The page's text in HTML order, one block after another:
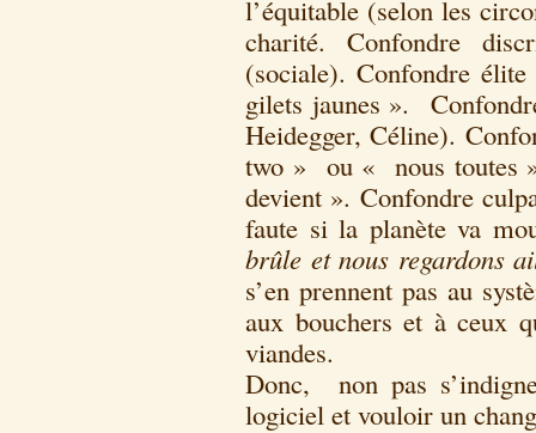
l’équitable (selon les
charité. Confondre
(sociale). Confondre
gilets jaunes ».
Heidegger, Céline).
two » ou « nous toutes
devient ». Confondre
faute si la planète va
brûle et nous regardons
s’en prennent pas au
aux bouchers et à ceux
viandes.
Donc, non pas
logiciel et vouloir un